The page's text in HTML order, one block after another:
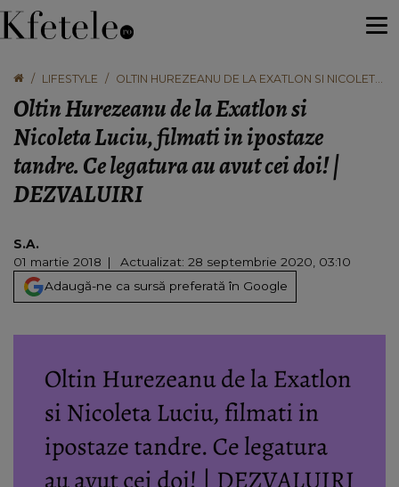
LIFESTYLE
OLTIN HUREZEANU DE LA EXATLON SI NICOLETA
LEGATURA AU AVUT CEI DOI! | DEZVALUIRI
Oltin Hurezeanu de la Exatlon si
Nicoleta Luciu, filmati in ipostaze
tandre. Ce legatura au avut cei doi! |
DEZVALUIRI
S.A.
01 martie 2018
Actualizat: 28 septembrie 2020, 03:10
Adaugă-ne ca sursă preferată în Google